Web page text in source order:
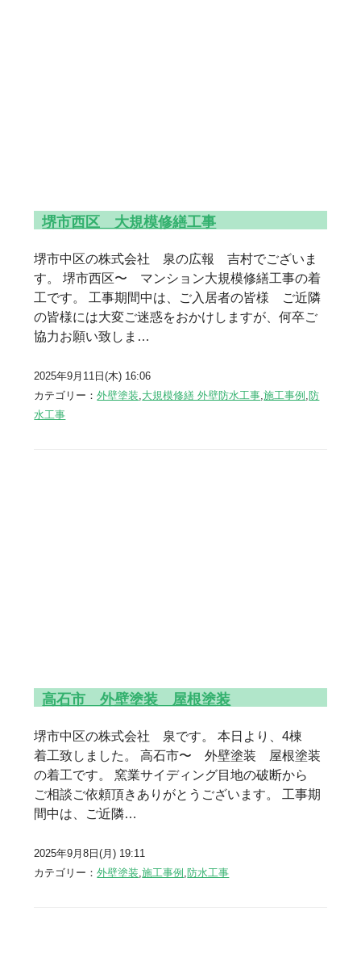
堺市西区 大規模修繕工事
堺市中区の株式会社 泉の広報 吉村でございま
す。 堺市西区〜 マンション大規模修繕工事の着
工です。 工事期間中は、ご入居者の皆様 ご近隣
の皆様には大変ご迷惑をおかけしますが、何卒ご
協力お願い致しま…
2025年9月11日(木) 16:06
カテゴリー：外壁塗装,大規模修繕 外壁防水工事,施工事例 ,防
水工事
高石市 外壁塗装 屋根塗装
堺市中区の株式会社 泉です。 本日より、4棟
着工致しました。 高石市〜 外壁塗装 屋根塗装
の着工です。 窯業サイディング目地の破断から
ご相談ご依頼頂きありがとうございます。 工事期
間中は、ご近隣…
2025年9月8日(月) 19:11
カテゴリー：外壁塗装,施工事例 ,防水工事